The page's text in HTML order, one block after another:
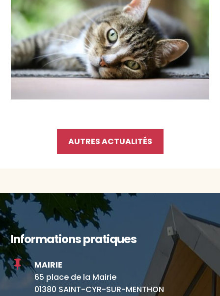
AUTRES ACTUALITÉS
Informations pratiques

MAIRIE
65 place de la Mairie
01380 SAINT-CYR-SUR-MENTHON